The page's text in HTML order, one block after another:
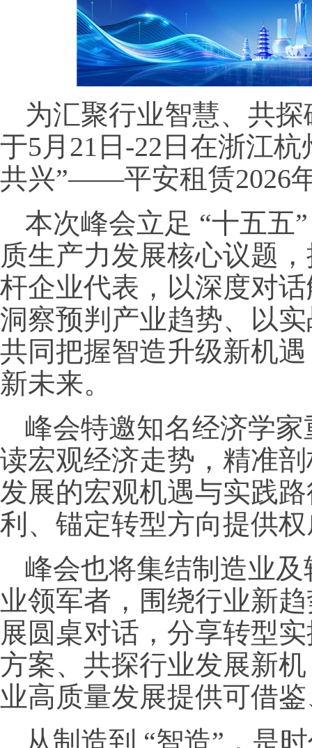
为汇聚行业智慧、共
于5月21日-22日在浙江
共兴”——平安租赁2026
本次峰会立足 “十五五
质生产力发展核心议题
杆企业代表，以深度对
洞察预判产业趋势、以
共同把握智造升级新机
新未来。
峰会特邀知名经济学
读宏观经济走势，精准
发展的宏观机遇与实践
利、锚定转型方向提供
峰会也将集结制造业
业领军者，围绕行业新
展圆桌对话，分享转型
方案、共探行业发展新
业高质量发展提供可借
从制造到 “智造”，是